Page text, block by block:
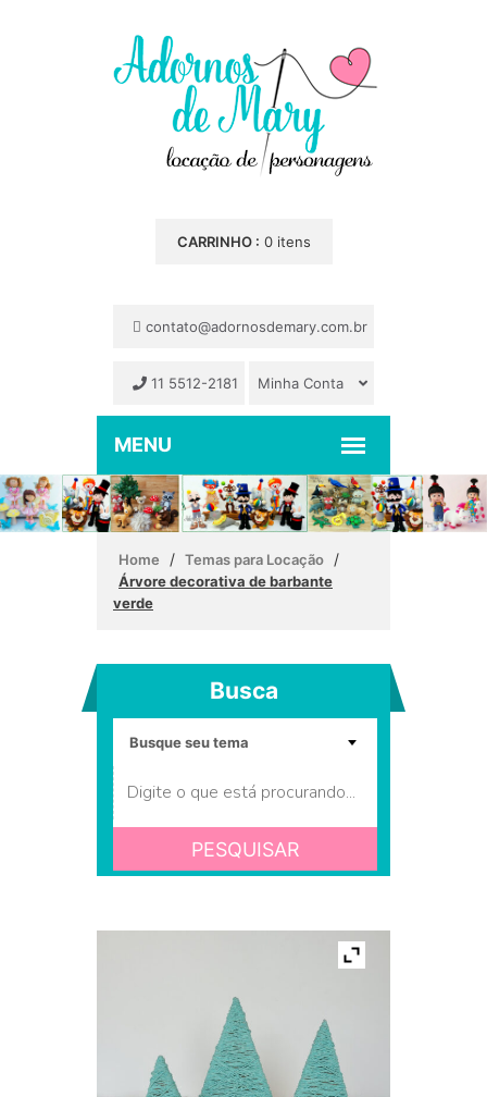
CARRINHO : 0 itens
contato@adornosdemary.com.br
11 5512-2181 Minha Conta
Home / Temas para Locação /
Árvore decorativa de barbante
verde
Busca
PESQUISAR